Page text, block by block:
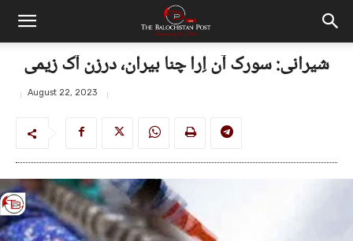
شیرانی: سورک آن اِرا چنا بیران، درزن آک زیمی
August 22, 2023